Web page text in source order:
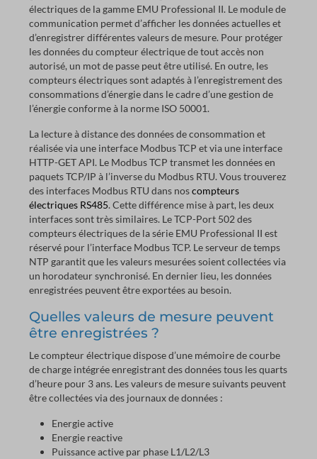
électriques de la gamme EMU Professional II. Le module de
communication permet d’afficher les données actuelles et
d’enregistrer différentes valeurs de mesure. Pour protéger
les données du compteur électrique de tout accès non
autorisé, un mot de passe peut être utilisé. En outre, les
compteurs électriques sont adaptés à l’enregistrement des
consommations d’énergie dans le cadre d’une gestion de
l’énergie conforme à la norme ISO 50001.
La lecture à distance des données de consommation et
réalisée via une interface Modbus TCP et via une interface
HTTP-GET API. Le Modbus TCP transmet les données en
paquets TCP/IP à l’inverse du Modbus RTU. Vous trouverez
des interfaces Modbus RTU dans noscompteurs
électriques RS485. Cette différence mise à part, les deux
interfaces sont très similaires. Le TCP-Port 502 des
compteurs électriques de la série EMU Professional II est
réservé pour l’interface Modbus TCP. Le serveur de temps
NTP garantit que les valeurs mesurées soient collectées via
un horodateur synchronisé. En dernier lieu, les données
enregistrées peuvent être exportées au besoin.
Quelles valeurs de mesure peuvent
être enregistrées ?
Le compteur électrique dispose d’une mémoire de courbe
de charge intégrée enregistrant des données tous les quarts
d’heure pour 3 ans. Les valeurs de mesure suivants peuvent
être collectées via des journaux de données :
Energie active
Energie reactive
Puissance active par phase L1/L2/L3